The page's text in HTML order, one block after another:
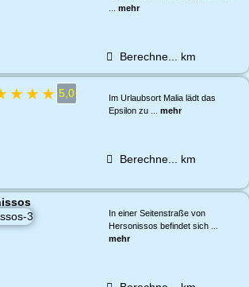
mehr
Berechne... km
★★★ 5,0
Im Urlaubsort Malia lädt das
Epsilon zu ... mehr
Berechne... km
In einer Seitenstraße von
Hersonissos befindet sich ...
mehr